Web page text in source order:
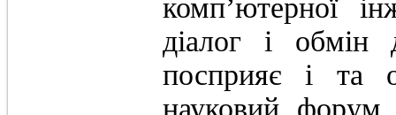
комп’ютерної
діалог і
посприяє і та
науковий форум